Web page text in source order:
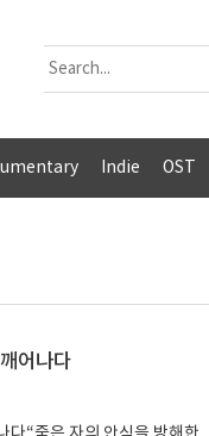
Indie OST
어나다